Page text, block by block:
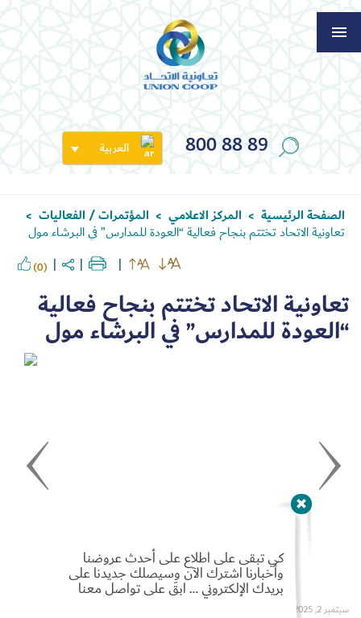
800 88 89 العربية
الصفحة الرئيسية > المركز الاعلامي > المؤتمرات / الفعاليات >
تعاونية الاتحاد تختتم بنجاح فعالية “العودة للمدارس” في البرشاء مول
(0)
تعاونية الاتحاد تختتم بنجاح فعالية
“العودة للمدارس” في البرشاء مول
سبتمبر 2, 2025
كي تبقى على اطلاع على أحدث عروضنا
وأخبارنا اشترك الآن وسيصلك جديدنا على
بريدك الإلكتروني … ابقَ على تواصل معنا